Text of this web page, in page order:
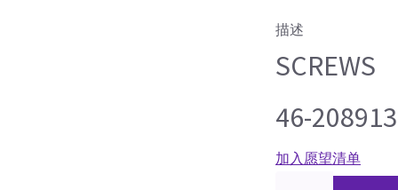
描述
SCREWS
46-
加入愿望清单